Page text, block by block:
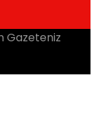
Gazeteniz